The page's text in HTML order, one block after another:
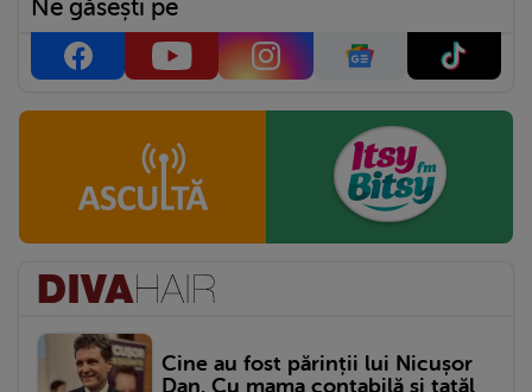
Ne găsești pe
Cine au fost părinții lui Nicușor
Dan. Cu mama contabilă și tatăl